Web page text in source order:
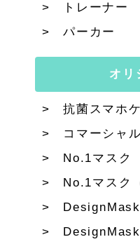
トレーナー
パーカー
オリ
抗菌スマホ
コマーシャ
No.1マスク
No.1マスク